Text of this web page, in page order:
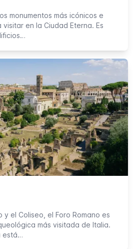
monumentos más icónicos e
en la Ciudad Eterna. Es
y el Coliseo, el Foro Romano es
más visitada de Italia.
está…